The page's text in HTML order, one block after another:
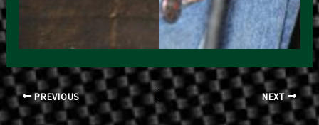
Post
navigation
PREVIOUS NEXT